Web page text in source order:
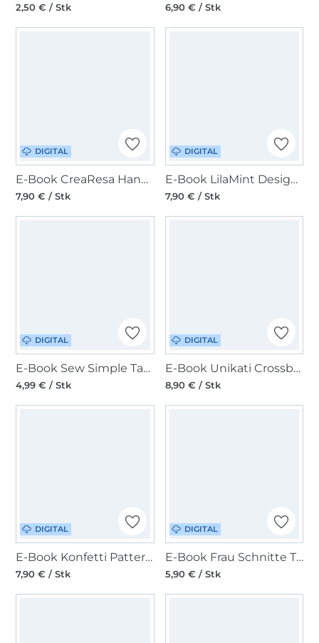
2,50 € / Stk 6,90 € / Stk
DIGITAL
E-Book CreaResa Handtasche Cambag Tessa Large
7,90 € / Stk
DIGITAL
E-Book LilaMint Design SaddleBag Kansas34
7,90 € / Stk
DIGITAL
E-Book Sew Simple Tasche Kronos
4,99 € / Stk
DIGITAL
E-Book Unikati Crossbody Bag Nale
8,90 € / Stk
DIGITAL
E-Book Konfetti Patterns CrossOverBag FritzWalter
7,90 € / Stk
DIGITAL
E-Book Frau Schnitte Tasche Marly
5,90 € / Stk